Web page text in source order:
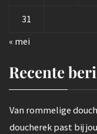
31
« mei
Recente
Van rommelige
doucherek past bij